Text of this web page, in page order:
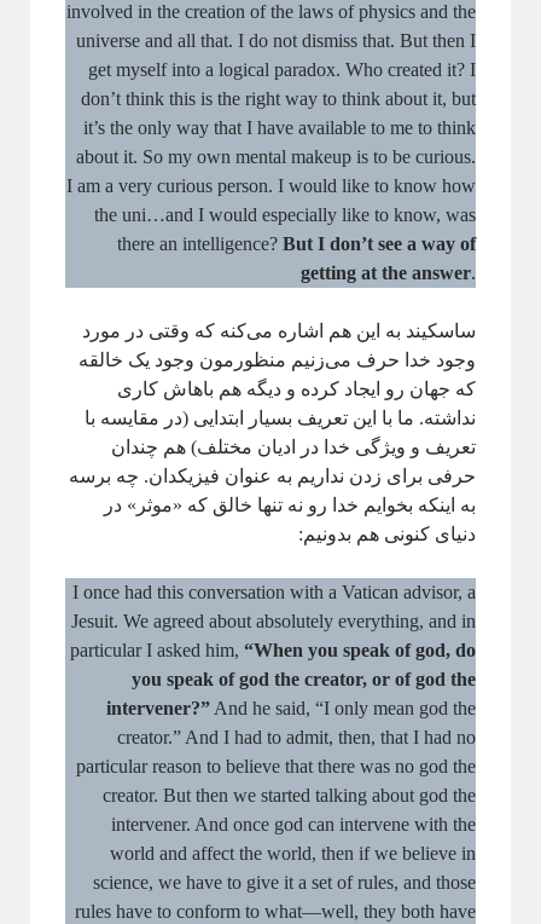
involved in the creation of the laws of physics and the
universe and all that. I do not dismiss that. But then I
get myself into a logical paradox. Who created it? I
don’t think this is the right way to think about it, but
it’s the only way that I have available to me to think
about it. So my own mental makeup is to be curious.
I am a very curious person. I would like to know how
the uni…and I would especially like to know, was
there an intelligence? But I don’t see a way of
getting at the answer.
ساسکیند به این هم اشاره می‌کنه که وقتی در مورد
وجود خدا حرف می‌زنیم منظورمون وجود یک خالقه
که جهان رو ایجاد کرده و دیگه هم باهاش کاری
نداشته. ما با این تعریف بسیار ابتدایی (در مقایسه با
تعریف و ویژگی خدا در ادیان مختلف) هم چندان
حرفی برای زدن نداریم به عنوان فیزیکدان. چه برسه
به اینکه بخوایم خدا رو نه تنها خالق که «موثر» در
دنیای کنونی هم بدونیم:
I once had this conversation with a Vatican advisor, a
Jesuit. We agreed about absolutely everything, and in
particular I asked him, “When you speak of god, do
you speak of god the creator, or of god the
intervener?”And he said, “I only mean god the
creator.” And I had to admit, then, that I had no
particular reason to believe that there was no god the
creator. But then we started talking about god the
intervener. And once god can intervene with the
world and affect the world, then if we believe in
science, we have to give it a set of rules, and those
rules have to conform to what—well, they both have